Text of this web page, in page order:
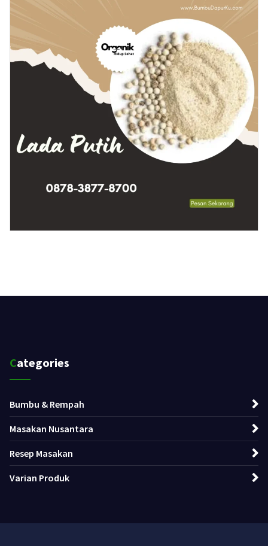
Categories
Bumbu & Rempah
Masakan Nusantara
Resep Masakan
Varian Produk